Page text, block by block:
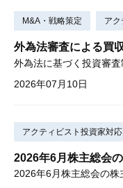
M&A・戦略策定 ア
外為法審査による買
外為法に基づく投資審
2026年07月10日
アクティビスト投資家対応
2026年6月株主総会